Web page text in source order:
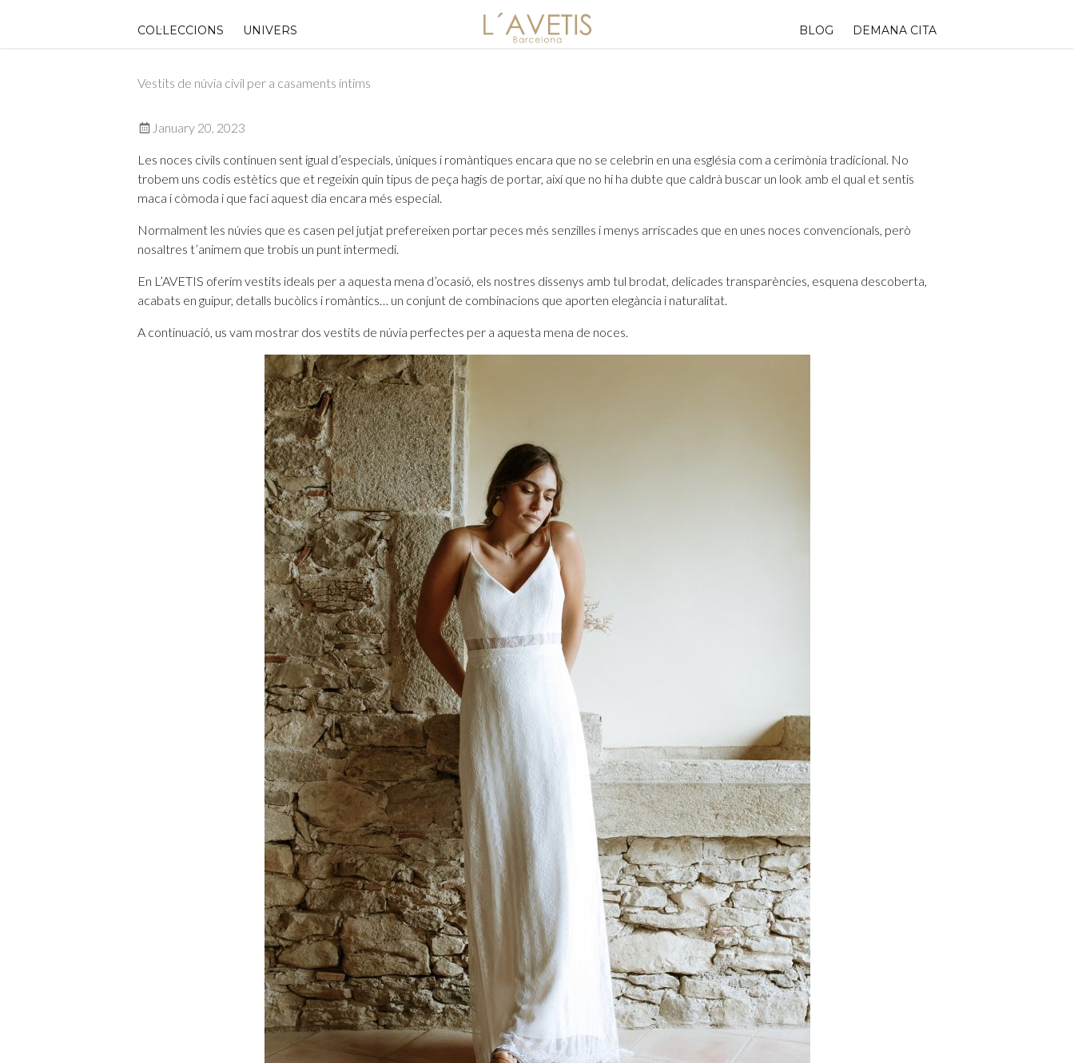
content
COL·LECCIONS UNIVERS BLOG DEMANA CITA
Vestits de núvia civil per a casaments íntims
January 20, 2023
Les noces civils continuen sent igual d’especials, úniques i romàntiques encara que no se celebrin en una església com a cerimònia tradicional. No
trobem uns codis estètics que et regeixin quin tipus de peça hagis de portar, així que no hi ha dubte que caldrà buscar un look amb el qual et sentis
maca i còmoda i que faci aquest dia encara més especial.
Normalment les núvies que es casen pel jutjat prefereixen portar peces més senzilles i menys arriscades que en unes noces convencionals, però
nosaltres t’animem que trobis un punt intermedi.
En L’AVETIS oferim vestits ideals per a aquesta mena d’ocasió, els nostres dissenys amb tul brodat, delicades transparències, esquena descoberta,
acabats en guipur, detalls bucòlics i romàntics… un conjunt de combinacions que aporten elegància i naturalitat.
A continuació, us vam mostrar dos vestits de núvia perfectes per a aquesta mena de noces.